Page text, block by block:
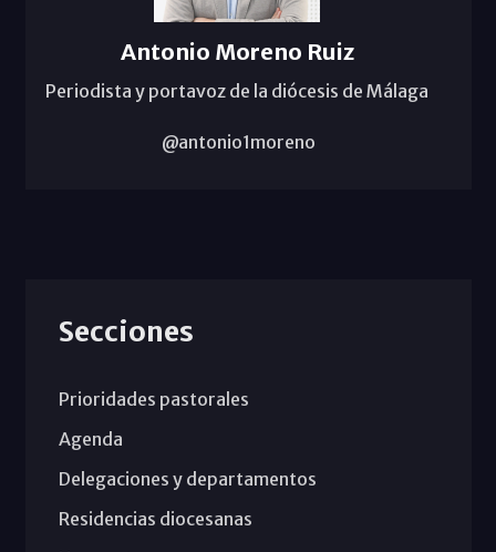
Antonio Moreno Ruiz
Periodista y portavoz de la diócesis de Málaga
@antonio1moreno
Secciones
Prioridades pastorales
Agenda
Delegaciones y departamentos
Residencias diocesanas